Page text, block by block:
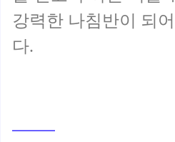
강력한 나침반이 되